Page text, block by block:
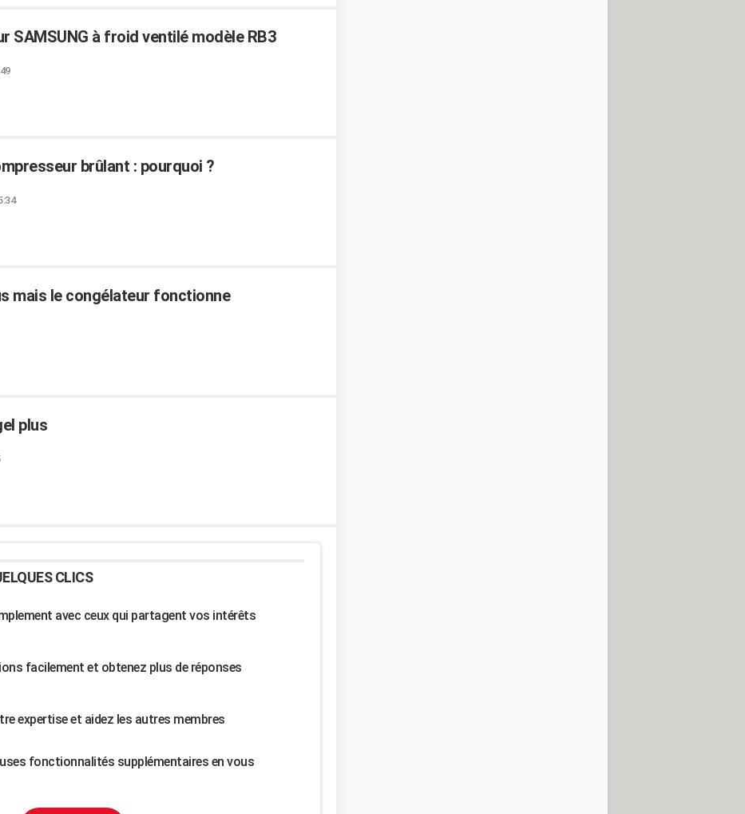
SAMSUNG à froid ventilé modèle RB3
brûlant : pourquoi ?
mais le congélateur fonctionne
plus
CLICS
avec ceux qui partagent vos intérêts
facilement et obtenez plus de réponses
expertise et aidez les autres membres
fonctionnalités supplémentaires en vous